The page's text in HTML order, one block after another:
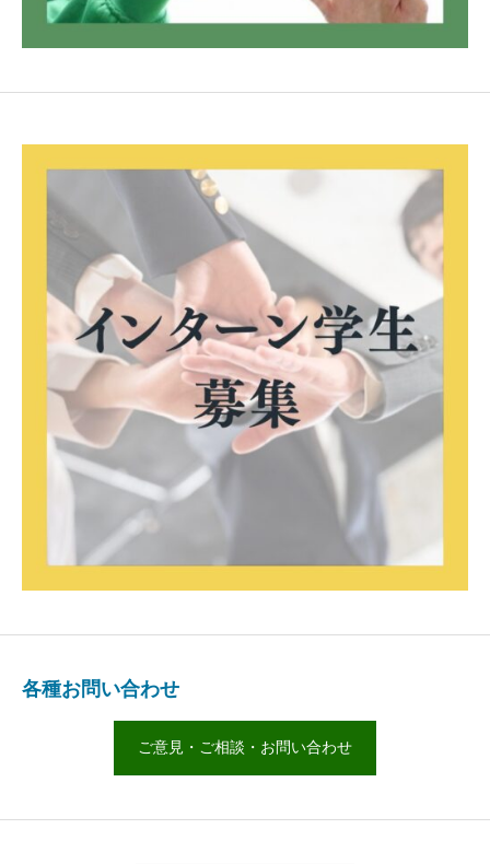
各種お問い合わせ
ご意見・ご相談・お問い合わせ